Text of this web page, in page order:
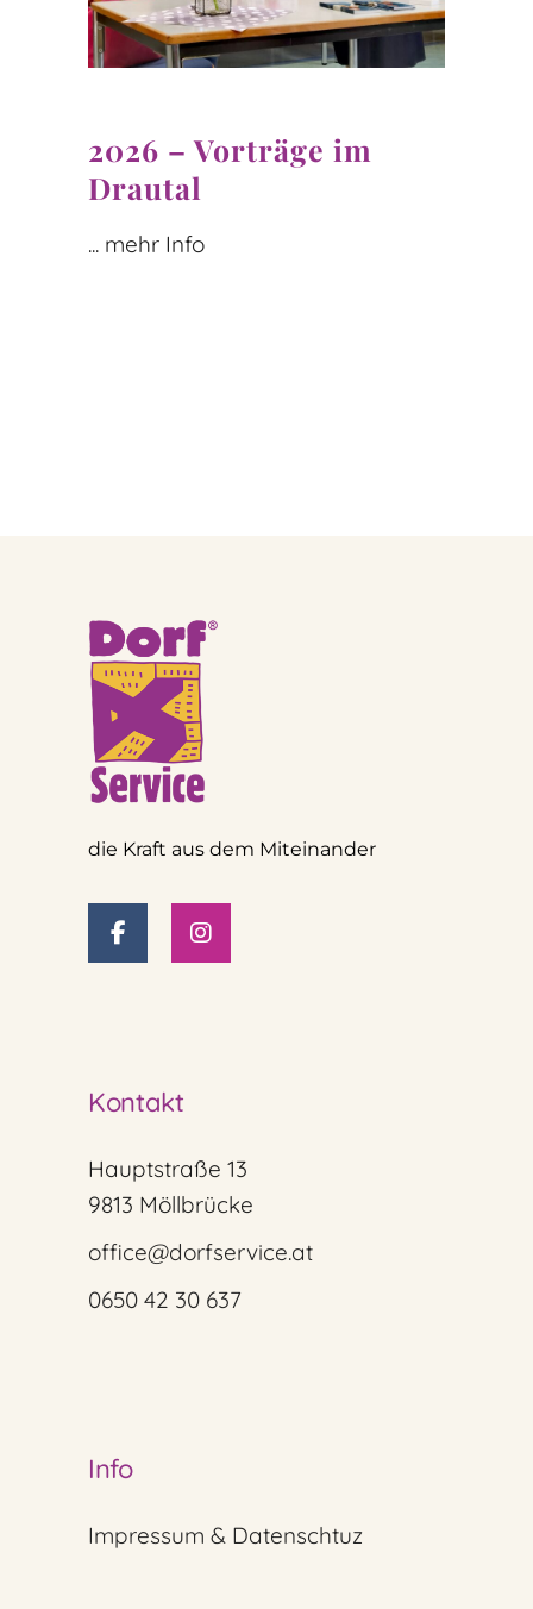
2026 – Vorträge im
Drautal
... mehr Info
die Kraft aus dem Miteinander
Kontakt
Hauptstraße 13
9813 Möllbrücke
office@dorfservice.at
0650 42 30 637
Info
Impressum & Datenschtuz